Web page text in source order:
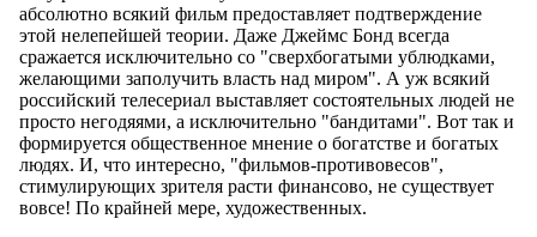
абсолютно всякий фильм предоставляет подтверждение
этой нелепейшей теории. Даже Джеймс Бонд всегда
сражается исключительно со "сверхбогатыми ублюдками,
желающими заполучить власть над миром". А уж всякий
российский телесериал выставляет состоятельных людей не
просто негодяями, а исключительно "бандитами". Вот так и
формируется общественное мнение о богатстве и богатых
людях. И, что интересно, "фильмов-противовесов",
стимулирующих зрителя расти финансово, не существует
вовсе! По крайней мере, художественных.